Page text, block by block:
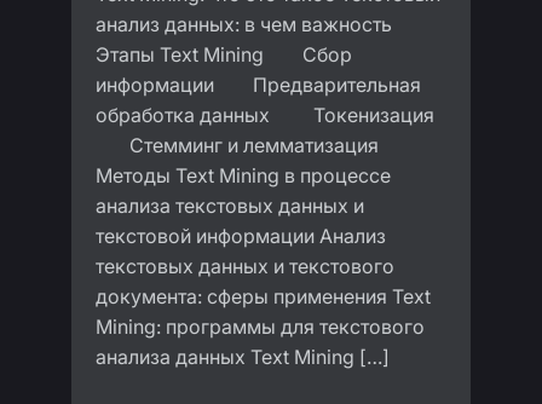
анализ данных: в чем важность
Этапы Text Mining Сбор
информации Предварительная
обработка данных Токенизация
Стемминг и лемматизация
Методы Text Mining в процессе
анализа текстовых данных и
текстовой информации Анализ
текстовых данных и текстового
документа: сферы применения Text
Mining: программы для текстового
анализа данных Text Mining […]